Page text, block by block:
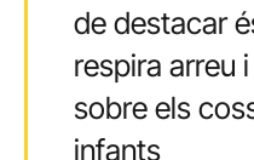
de destacar
respira arreu
sobre els
infants